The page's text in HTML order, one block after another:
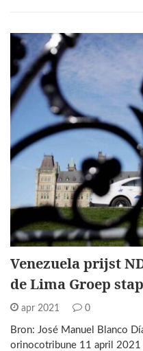
Venezuela prijst
de Lima Groep
apr 2021 0
Bron: José Manuel Blanco
orinocotribune 11 april 2021